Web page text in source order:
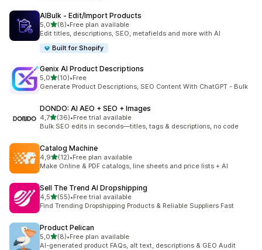
AIBulk ‑ Edit/Import Products
5,0stelle su 5
(8)
8 recensioni totali
•Free plan available
Edit titles, descriptions, SEO, metafields and more with AI
Built for Shopify
Genix AI Product Descriptions
5,0stelle su 5
(10)
10 recensioni totali
•Free
Generate Product Descriptions, SEO Content With ChatGPT - Bulk
DONDO: AI AEO + SEO + Images
4,7stelle su 5
(36)
36 recensioni totali
•Free trial available
Bulk SEO edits in seconds—titles, tags & descriptions, no code
Catalog Machine
4,9stelle su 5
(12)
12 recensioni totali
•Free plan available
Make Online & PDF catalogs, line sheets and price lists + AI
Sell The Trend AI Dropshipping
4,5stelle su 5
(55)
55 recensioni totali
•Free trial available
Find Trending Dropshipping Products & Reliable Suppliers Fast
Product Pelican
5,0stelle su 5
(8)
8 recensioni totali
•Free plan available
AI-generated product FAQs, alt text, descriptions & GEO Audit